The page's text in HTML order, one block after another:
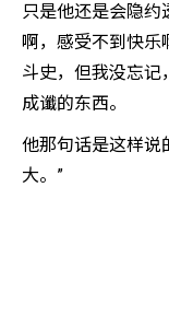
只是他还是会隐
啊，感受不到快乐
斗史，但我没忘记
成谶的东西。
他那句话是这样说
大。”